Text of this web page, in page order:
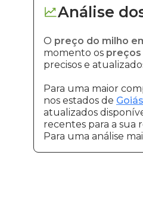
Análise
O preço do milho
momento os preços
precisos e
Para uma maior
nos estados de Goiás
atualizados
recentes para a sua
Para uma análise